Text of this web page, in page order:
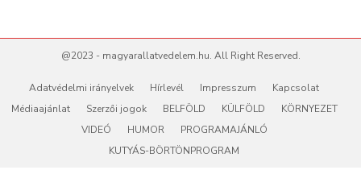
@2023 - magyarallatvedelem.hu. All Right Reserved.
Adatvédelmi irányelvek Hírlevél Impresszum
Kapcsolat
Médiaajánlat
Szerzői jogok BELFÖLD KÜLFÖLD
KÖRNYEZET
VIDEÓ
HUMOR
PROGRAMAJÁNLÓ
KUTYÁS-BÖRTÖNPROGRAM